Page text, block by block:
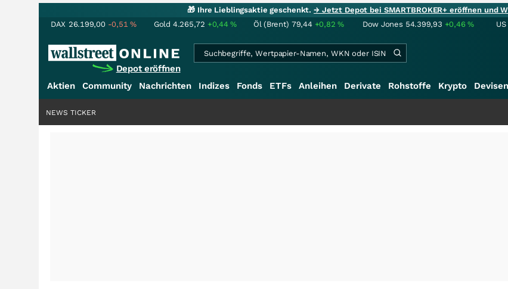
🎁 Ihre Lieblingsaktie geschenkt.→ Jetzt Depot bei SMARTBROKER+ eröffnen und
DAX 26.199,00 -0,51% Gold 4.265,72 +0,44% Öl (Brent) 79,44 +0,82% Dow Jones 54.399,93 +0,46%
Depot eröffnen
Aktien Community Nachrichten Indizes Fonds ETFs Anleihen Derivate Rohstoffe Krypto Devisen
NEWS TICKER